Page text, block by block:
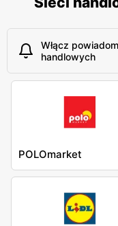
Włącz
handlowych
POLOmarket